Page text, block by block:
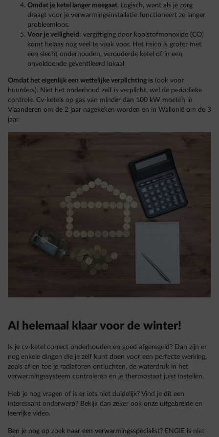
Omdat je ketel langer meegaat. Logisch, want als je zorg
draagt voor je verwarmingsinstallatie functioneert ze langer
probleemloos.
Voor je veiligheid : vergiftiging door koolstofmonoxide (CO)
komt helaas nog veel te vaak voor. Het risico is groter met
een slecht onderhouden, verouderde ketel of in een
onvoldoende geventileerd lokaal.
Omdat het eigenlijk een wettelijke verplichting is (ook voor
huurders). Niet het onderhoud zelf is verplicht, wel de periodieke
controle. Cv-ketels op gas van minder dan 100 kW moeten in
Vlaanderen om de 2 jaar nagekeken worden en in Wallonië om de 3
jaar.
Al helemaal klaar voor de winter!
Is je cv-ketel correct onderhouden en goed afgeregeld? Dan zijn er
nog enkele dingen die je zelf kunt doen voor een perfecte werking,
zoals af en toe je radiatoren ontluchten, de waterdruk in het
verwarmingssysteem controleren en je thermostaat juist instellen.
Heb je nog vragen of is er iets niet duidelijk? Vind je dit een
interessant onderwerp? Bekijk dan zeker ook onze uitgebreide en
leerrijke video.
Ben je nog op zoek naar een verwarmingsspecialist? ENGIE is niet